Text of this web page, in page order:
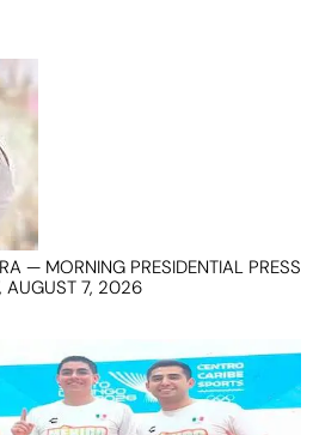
— MORNING PRESIDENTIAL PRESS
AUGUST 7, 2026